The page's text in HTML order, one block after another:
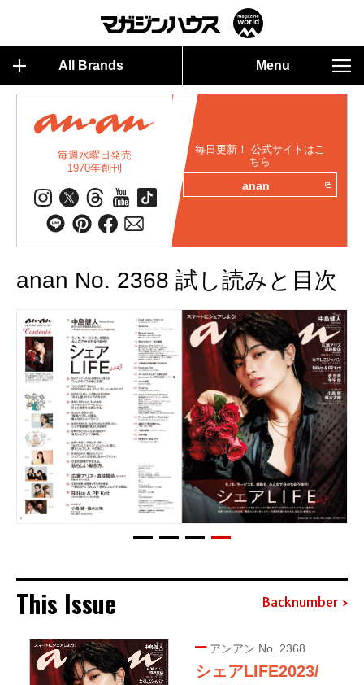
All Brands Menu
毎週水曜日発売
1970年創刊
毎日更新！ 公式サイトはこ
ちら
anan
anan No. 2368 試し読みと目次
This Issue Backnumber
アンアン No. 2368
シェアLIFE2023/